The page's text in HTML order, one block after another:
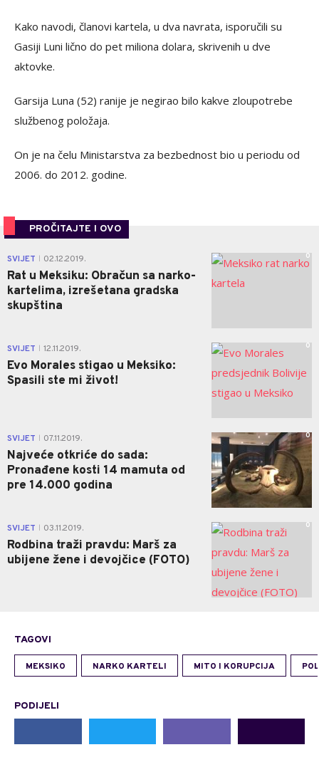
Kako navodi, članovi kartela, u dva navrata, isporučili su
Gasiji Luni lično do pet miliona dolara, skrivenih u dve
aktovke.
Garsija Luna (52) ranije je negirao bilo kakve zloupotrebe
službenog položaja.
On je na čelu Ministarstva za bezbednost bio u periodu od
2006. do 2012. godine.
PROČITAJTE I OVO
SVIJET 02.12.2019.
Rat u Meksiku: Obračun sa narko-
kartelima, izrešetana gradska
skupština
0
SVIJET 12.11.2019.
Evo Morales stigao u Meksiko:
Spasili ste mi život!
0
SVIJET 07.11.2019.
Najveće otkriće do sada:
Pronađene kosti 14 mamuta od
pre 14.000 godina
0
SVIJET 03.11.2019.
Rodbina traži pravdu: Marš za
ubijene žene i devojčice (FOTO)
0
TAGOVI
MEKSIKO NARKO KARTELI MITO I KORUPCIJA
PODIJELI